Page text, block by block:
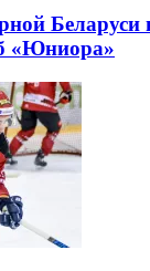
Беларуси
«Юниора»